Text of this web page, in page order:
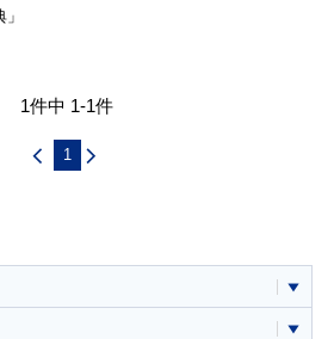
1件中 1-1件
1